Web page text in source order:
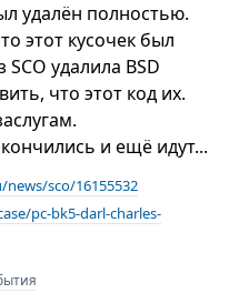
удалён полностью.
этот кусочек был
удалила BSD
что этот код их.
и ещё идут...
sco/16155532
pc-bk5-darl-charles-